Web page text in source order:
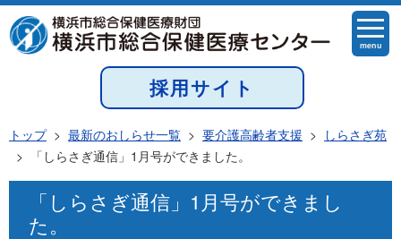
menu
採用サイト
トップ> 最新のおしらせ一覧 > 要介護高齢者支援 > しらさぎ苑
>
「しらさぎ通信」1月号ができました。
「しらさぎ通信」1月号ができまし
た。